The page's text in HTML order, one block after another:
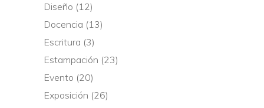
Diseño (12)
Docencia (13)
Escritura (3)
Estampación (23)
Evento (20)
Exposición (26)